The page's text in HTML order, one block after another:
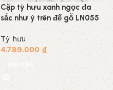
Cặp tỳ hưu xanh ngọc đa
sắc như ý trên đế gỗ LN055
Tỳ hưu
4.789.000 ₫
Đọc tiếp